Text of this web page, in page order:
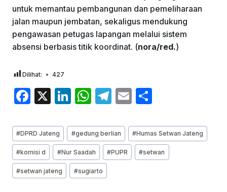
untuk memantau pembangunan dan pemeliharaan
jalan maupun jembatan, sekaligus mendukung
pengawasan petugas lapangan melalui sistem
absensi berbasis titik koordinat. (nora/red.)
Dilihat: 427
F
c
e
b
o
X
Li
k
e
dI
n
W
at
s
A
p
T
e
gr
a
E
ai
l
ar
e
Post
Tags:
#DPRD Jateng #gedung berlian #Humas Setwan Jateng
#komisi d #Nur Saadah #PUPR #setwan
#setwan jateng #sugiarto